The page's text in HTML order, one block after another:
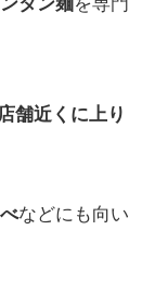
舗近くに上り
などにも向い